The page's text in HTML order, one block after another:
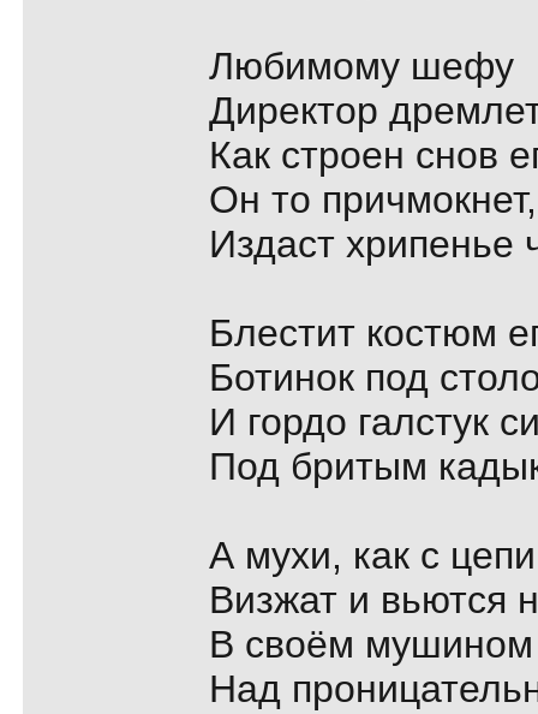
Любимому шефу
Директор
Как строен снов
Он то
Издаст хрипенье
Блестит костюм
Ботинок под
И гордо галстук
Под бритым
А мухи, как с
Визжат и вьются
В своём мушином
Над